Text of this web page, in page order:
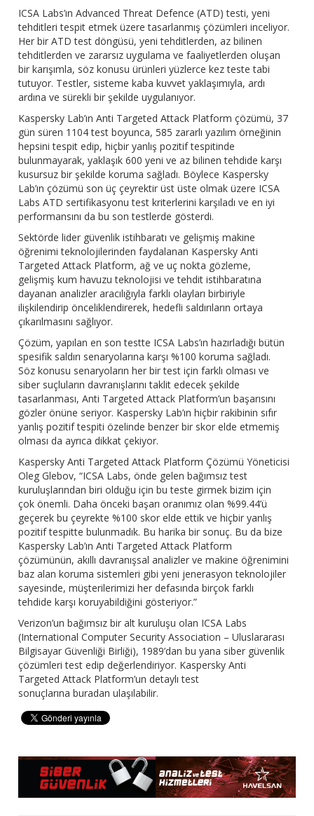
ICSA Labs’ın Advanced Threat Defence (ATD) testi, yeni
tehditleri tespit etmek üzere tasarlanmış çözümleri inceliyor.
Her bir ATD test döngüsü, yeni tehditlerden, az bilinen
tehditlerden ve zararsız uygulama ve faaliyetlerden oluşan
bir karışımla, söz konusu ürünleri yüzlerce kez teste tabi
tutuyor. Testler, sisteme kaba kuvvet yaklaşımıyla, ardı
ardına ve sürekli bir şekilde uygulanıyor.
Kaspersky Lab’ın Anti Targeted Attack Platform çözümü, 37
gün süren 1104 test boyunca, 585 zararlı yazılım örneğinin
hepsini tespit edip, hiçbir yanlış pozitif tespitinde
bulunmayarak, yaklaşık 600 yeni ve az bilinen tehdide karşı
kusursuz bir şekilde koruma sağladı. Böylece Kaspersky
Lab’ın çözümü son üç çeyrektir üst üste olmak üzere ICSA
Labs ATD sertifikasyonu test kriterlerini karşıladı ve en iyi
performansını da bu son testlerde gösterdi.
Sektörde lider güvenlik istihbaratı ve gelişmiş makine
öğrenimi teknolojilerinden faydalanan Kaspersky Anti
Targeted Attack Platform, ağ ve uç nokta gözleme,
gelişmiş kum havuzu teknolojisi ve tehdit istihbaratına
dayanan analizler aracılığıyla farklı olayları birbiriyle
ilişkilendirip önceliklendirerek, hedefli saldırıların ortaya
çıkarılmasını sağlıyor.
Çözüm, yapılan en son testte ICSA Labs’ın hazırladığı bütün
spesifik saldırı senaryolarına karşı %100 koruma sağladı.
Söz konusu senaryoların her bir test için farklı olması ve
siber suçluların davranışlarını taklit edecek şekilde
tasarlanması, Anti Targeted Attack Platform’un başarısını
gözler önüne seriyor. Kaspersky Lab’ın hiçbir rakibinin sıfır
yanlış pozitif tespiti özelinde benzer bir skor elde etmemiş
olması da ayrıca dikkat çekiyor.
Kaspersky Anti Targeted Attack Platform Çözümü Yöneticisi
Oleg Glebov, “ICSA Labs, önde gelen bağımsız test
kuruluşlarından biri olduğu için bu teste girmek bizim için
çok önemli. Daha önceki başarı oranımız olan %99.44’ü
geçerek bu çeyrekte %100 skor elde ettik ve hiçbir yanlış
pozitif tespitte bulunmadık. Bu harika bir sonuç. Bu da bize
Kaspersky Lab’ın Anti Targeted Attack Platform
çözümünün, akıllı davranışsal analizler ve makine öğrenimini
baz alan koruma sistemleri gibi yeni jenerasyon teknolojiler
sayesinde, müşterilerimizi her defasında birçok farklı
tehdide karşı koruyabildiğini gösteriyor.”
Verizon’un bağımsız bir alt kuruluşu olan ICSA Labs
(International Computer Security Association – Uluslararası
Bilgisayar Güvenliği Birliği), 1989’dan bu yana siber güvenlik
çözümleri test edip değerlendiriyor. Kaspersky Anti
Targeted Attack Platform’un detaylı test
sonuçlarına buradan ulaşılabilir.